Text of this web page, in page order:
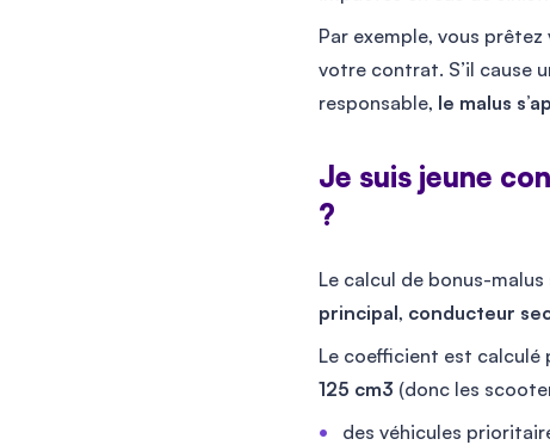
Par exemple, vous
votre contrat. S’il cause
responsable, le malus
Je suis jeune
?
Le calcul de bonus-
principal, conducteur
Le coefficient est calculé
125 cm3 (donc les
des véhicules